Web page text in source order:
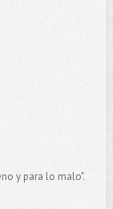
y para lo malo".